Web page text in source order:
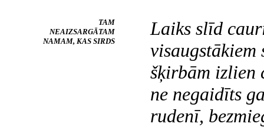
TAM
NEAIZSARGĀTAM
NAMAM, KAS SIRDS
Laiks slīd
visaugstākiem
šķirbām izlien
ne negaidīts
rudenī,